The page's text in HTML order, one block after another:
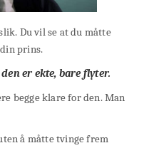
Du vil se at du måtte
prins.
er ekte, bare flyter.
begge klare for den. Man
å måtte tvinge frem